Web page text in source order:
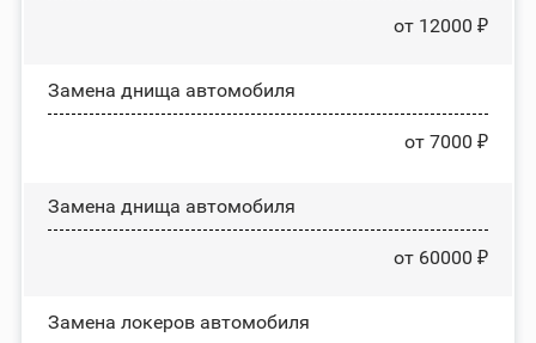
от 12000 ₽
Замена днища автомобиля
от 7000 ₽
Замена днища автомобиля
от 60000 ₽
Замена лoĸepoв автомобиля